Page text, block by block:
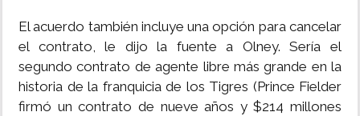
El acuerdo también incluye una opción para cancelar
el contrato, le dijo la fuente a Olney. Sería el
segundo contrato de agente libre más grande en la
historia de la franquicia de los Tigres (Prince Fielder
firmó un contrato de nueve años y $214 millones